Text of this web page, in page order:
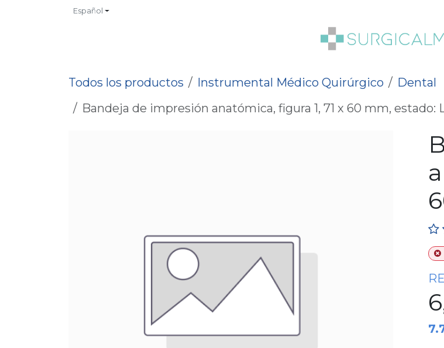
Ir al contenidoEspañol
Todos los productos Instrumental Médico Quirúrgico
Dental
Bandeja de impresión anatómica, figura 1, 71 x 60 mm, estado: